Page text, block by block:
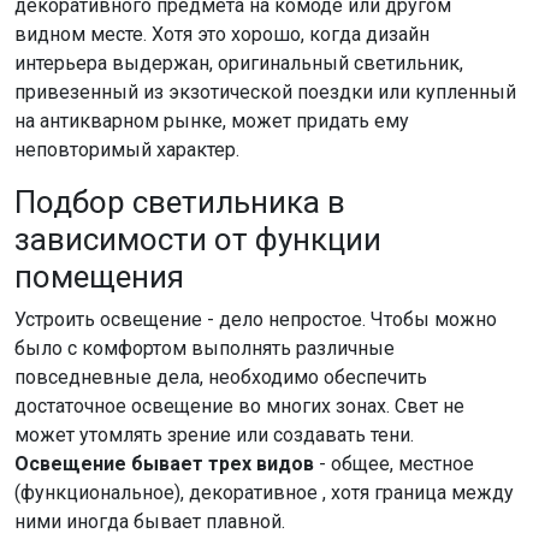
декоративного предмета на комоде или другом
видном месте. Хотя это хорошо, когда дизайн
интерьера выдержан, оригинальный светильник,
привезенный из экзотической поездки или купленный
на антикварном рынке, может придать ему
неповторимый характер.
Подбор светильника в
зависимости от функции
помещения
Устроить освещение - дело непростое. Чтобы можно
было с комфортом выполнять различные
повседневные дела, необходимо обеспечить
достаточное освещение во многих зонах. Свет не
может утомлять зрение или создавать тени.
Освещение бывает трех видов - общее, местное
(функциональное), декоративное , хотя граница между
ними иногда бывает плавной.